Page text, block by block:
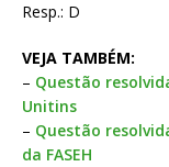
Resp.: D
VEJA TAMBÉM:
– Questão
Unitins
– Questão
da FASEH